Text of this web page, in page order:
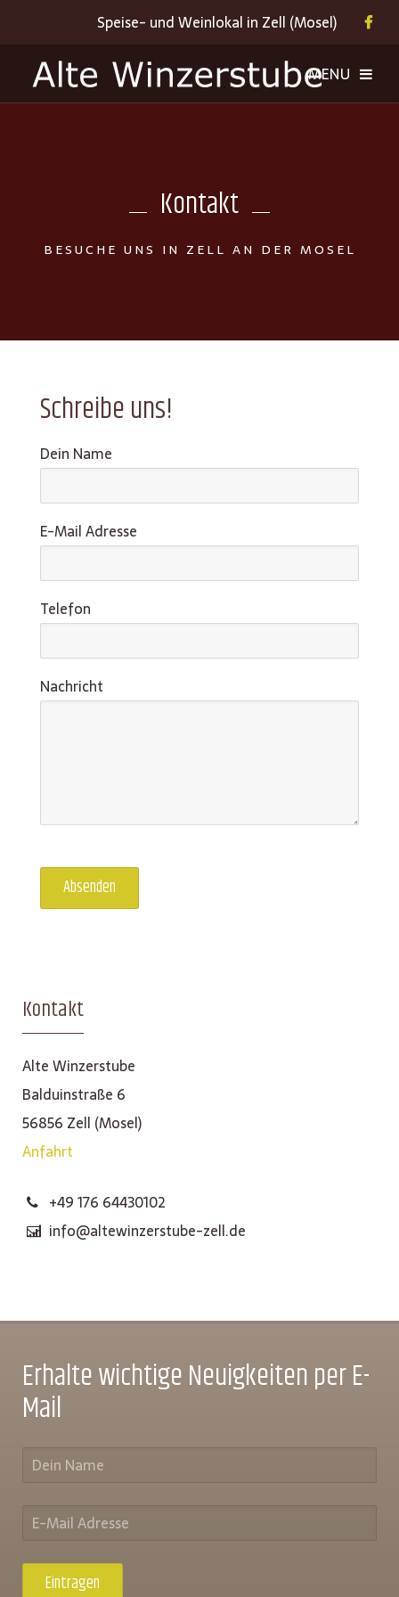
Speise- und Weinlokal in Zell (Mosel)
Kontakt
BESUCHE UNS IN ZELL AN DER MOSEL
Schreibe uns!
Dein Name
E-Mail Adresse
Telefon
Nachricht
Absenden
Kontakt
Alte Winzerstube
Balduinstraße 6
56856 Zell (Mosel)
Anfahrt
+49 176 64430102
info@altewinzerstube-zell.de
Erhalte wichtige Neuigkeiten per E-
Mail
Eintragen